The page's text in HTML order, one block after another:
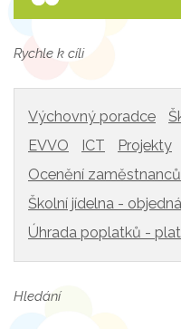
Rychle k cíli
Výchovný poradce
EVVO
ICT Projekty
Ocenění
Školní jídelna -
Úhrada poplatků -
Hledání